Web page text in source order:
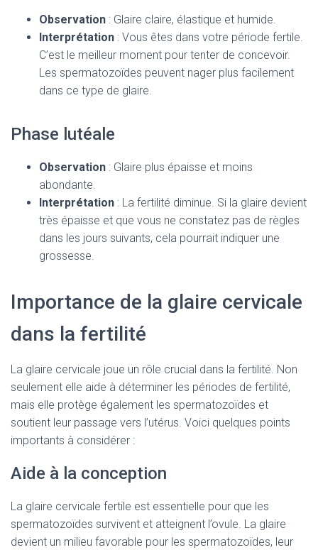
Observation : Glaire claire, élastique et humide.
Interprétation : Vous êtes dans votre période fertile.
C’est le meilleur moment pour tenter de concevoir.
Les spermatozoïdes peuvent nager plus facilement
dans ce type de glaire.
Phase lutéale
Observation : Glaire plus épaisse et moins
abondante.
Interprétation : La fertilité diminue. Si la glaire devient
très épaisse et que vous ne constatez pas de règles
dans les jours suivants, cela pourrait indiquer une
grossesse.
Importance de la glaire cervicale
dans la fertilité
La glaire cervicale joue un rôle crucial dans la fertilité. Non
seulement elle aide à déterminer les périodes de fertilité,
mais elle protège également les spermatozoïdes et
soutient leur passage vers l’utérus. Voici quelques points
importants à considérer :
Aide à la conception
La glaire cervicale fertile est essentielle pour que les
spermatozoïdes survivent et atteignent l’ovule. La glaire
devient un milieu favorable pour les spermatozoïdes, leur